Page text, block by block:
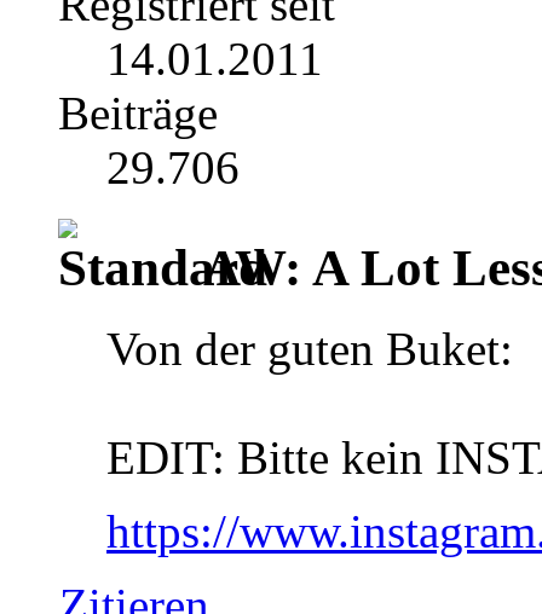
14.01.2011
Beiträge
29.706
AW: A Lot
Von der guten Buket:
EDIT: Bitte kein
https://